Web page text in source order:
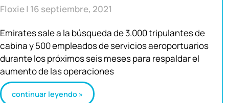
Floxie 16 septiembre, 2021
Emirates sale a la búsqueda de 3.000 tripulantes de
cabina y 500 empleados de servicios aeroportuarios
durante los próximos seis meses para respaldar el
aumento de las operaciones
continuar leyendo »